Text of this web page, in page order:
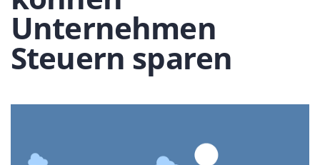
Unternehmen
Steuern sparen